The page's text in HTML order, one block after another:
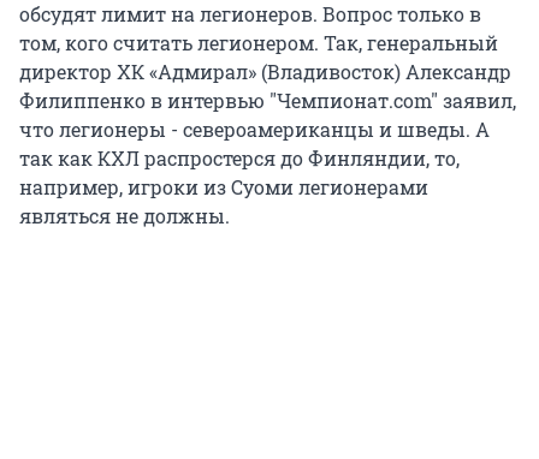
обсудят лимит на легионеров. Вопрос только в
том, кого считать легионером. Так, генеральный
директор ХК «Адмирал» (Владивосток) Александр
Филиппенко в интервью "Чемпионат.com" заявил,
что легионеры - североамериканцы и шведы. А
так как КХЛ распростерся до Финляндии, то,
например, игроки из Суоми легионерами
являться не должны.